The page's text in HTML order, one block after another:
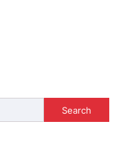
Search